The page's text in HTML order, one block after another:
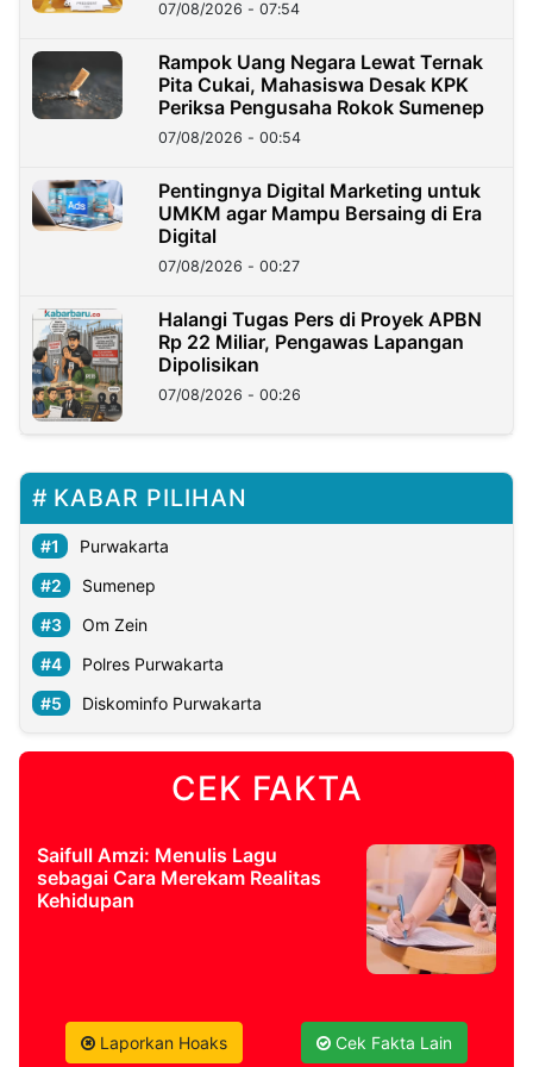
07/08/2026 - 07:54
Rampok Uang Negara Lewat Ternak
Pita Cukai, Mahasiswa Desak KPK
Periksa Pengusaha Rokok Sumenep
07/08/2026 - 00:54
Pentingnya Digital Marketing untuk
UMKM agar Mampu Bersaing di Era
Digital
07/08/2026 - 00:27
Halangi Tugas Pers di Proyek APBN
Rp 22 Miliar, Pengawas Lapangan
Dipolisikan
07/08/2026 - 00:26
KABAR PILIHAN
Purwakarta
Sumenep
Om Zein
Polres Purwakarta
Diskominfo Purwakarta
CEK FAKTA
Saifull Amzi: Menulis Lagu
sebagai Cara Merekam Realitas
Kehidupan
Laporkan Hoaks Cek Fakta Lain